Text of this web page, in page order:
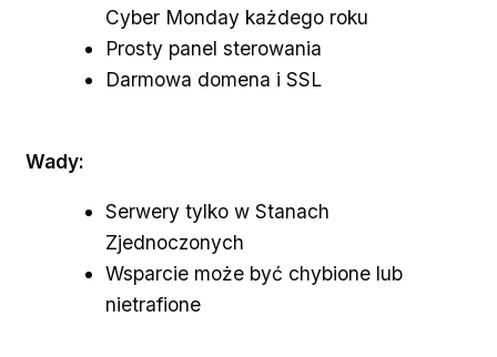
Cyber Monday każdego roku
Prosty panel sterowania
Darmowa domena i SSL
Wady:
Serwery tylko w Stanach
Zjednoczonych
Wsparcie może być chybione lub
nietrafione